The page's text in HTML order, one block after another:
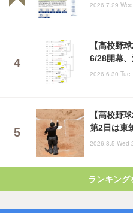
2026.7.29
【高校野
6/28開幕
2026.6.30 Tue
【高校野
第2日は東
2026.8.5 Wed
ランキング